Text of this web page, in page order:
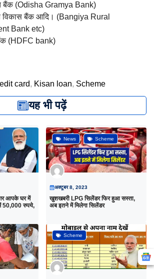
बैंक (Odisha Gramya Bank)
विकास बैंक आदि। (Bangiya Rural
Bank etc)
(HDFC bank)
card, Kisan loan, Scheme
यह भी पढ़ें
आपके घर में
50,000 रुपये,
News Scheme
अक्टूबर 8, 2023
खुशखबरी LPG सिलेंडर फिर हुआ सस्ता,
अब इतने में मिलेगा सिलेंडर
Scheme